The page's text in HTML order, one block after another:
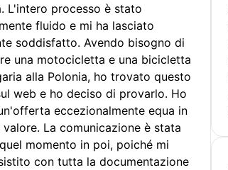
L'intero processo è stato
fluido e mi ha lasciato
soddisfatto. Avendo bisogno di
una motocicletta e una bicicletta
alla Polonia, ho trovato questo
web e ho deciso di provarlo. Ho
eccezionalmente equa in
La comunicazione è stata
momento in poi, poiché mi
con tutta la documentazione